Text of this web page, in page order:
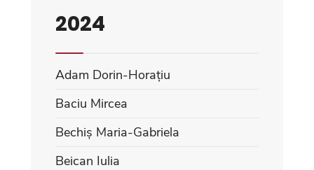
2024
Adam Dorin-Horațiu
Baciu Mircea
Bechiș Maria-Gabriela
Beican Iulia